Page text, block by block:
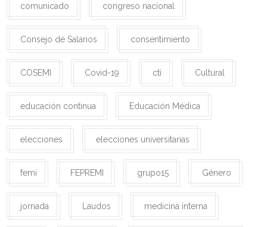
comunicado congreso nacional
Consejo de Salarios consentimiento
COSEMI Covid-19 cti Cultural
educación continua Educación Médica
elecciones elecciones universitarias
femi FEPREMI grupo15 Género
jornada Laudos medicina interna